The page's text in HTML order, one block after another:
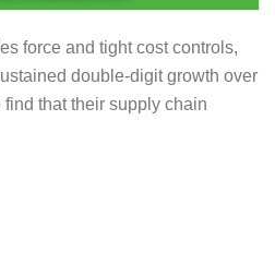
force and tight cost controls,
double-digit growth over
that their supply chain